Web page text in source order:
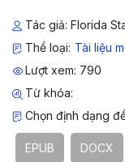
Tác giả: Florida
Thể loại: Tài liệu
Lượt xem: 790
Từ khóa:
Chọn định dạng
EPUB DOCX